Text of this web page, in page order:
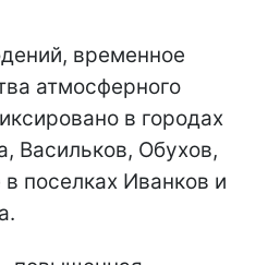
временное
атмосферного
в городах
Васильков, Обухов,
поселках Иванков и